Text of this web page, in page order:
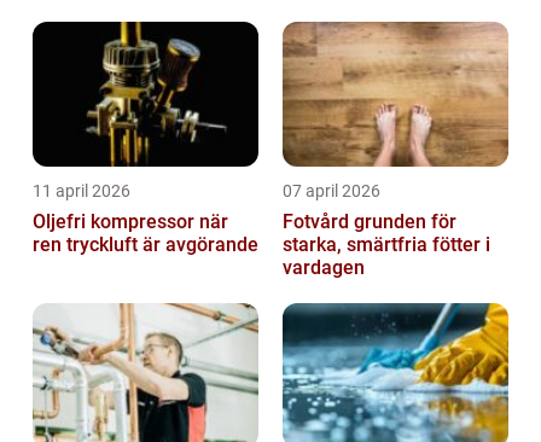
11 april 2026
Oljefri kompressor när
ren tryckluft är avgörande
07 april 2026
Fotvård grunden för
starka, smärtfria fötter i
vardagen